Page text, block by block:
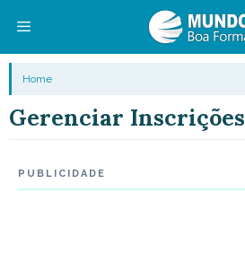
conteúdo
Menu
Home
Gerenciar Inscrições
PUBLICIDADE